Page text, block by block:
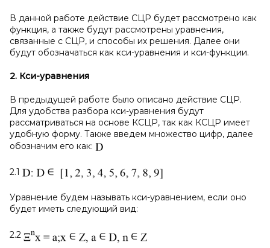
В данной работе действие СЦР будет рассмотрено как
функция, а также будут рассмотрены уравнения,
связанные с СЦР, и способы их решения. Далее они
будут обозначаться как кси-уравнения и кси-функции.
2. Кси-уравнения
В предыдущей работе было описано действие СЦР.
Для удобства разбора кси-уравнения будут
рассматриваться на основе КСЦР, так как КСЦР имеет
удобную форму. Также введем множество цифр, далее
обозначим его как:
2.1
Уравнение будем называть кси-уравнением, если оно
будет иметь следующий вид:
2.2